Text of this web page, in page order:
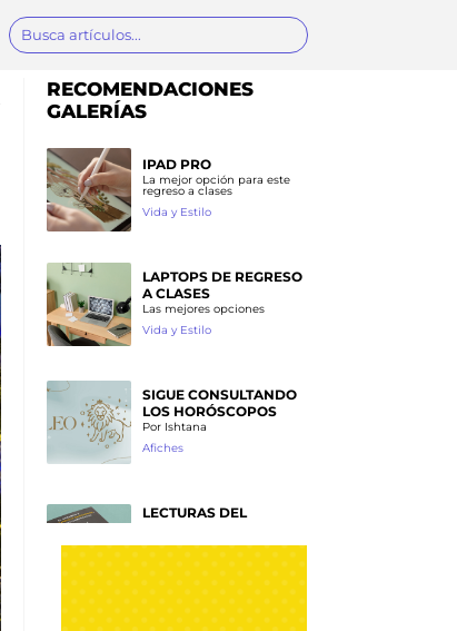
RECOMENDACIONES
GALERÍAS
IPAD PRO
La mejor opción para este
regreso a clases
Vida y Estilo
LAPTOPS DE REGRESO
A CLASES
Las mejores opciones
Vida y Estilo
SIGUE CONSULTANDO
LOS HORÓSCOPOS
Por Ishtana
Afiches
LECTURAS DEL
Títulos para entender tu
mente
Afiches